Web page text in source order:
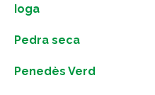
Ioga
Pedra seca
Penedès Verd